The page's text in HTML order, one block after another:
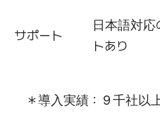
サポート
日本語対応
トあり
＊導入実績：９千社以